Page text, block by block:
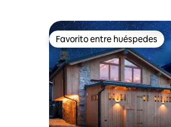
Favorito entre huéspedes
Favorito entre huéspedes